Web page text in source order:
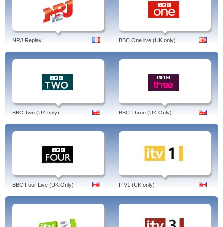
NRJ Replay BBC One live (UK only)
BBC Two (UK only) BBC Three (UK Only)
BBC Four Live (UK Only) ITV1 (UK only)